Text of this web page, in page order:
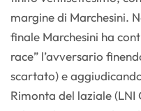
margine di Marchesini.
finale Marchesini ha
race” l’avversario
scartato) e
Rimonta del laziale